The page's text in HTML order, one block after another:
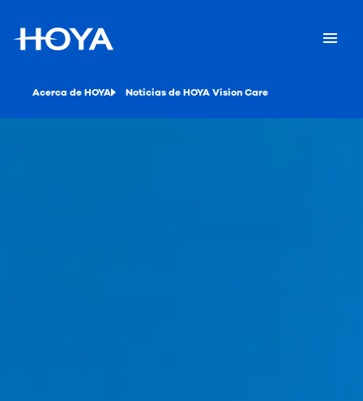
Acerca de HOYA Noticias de HOYA Vision Care